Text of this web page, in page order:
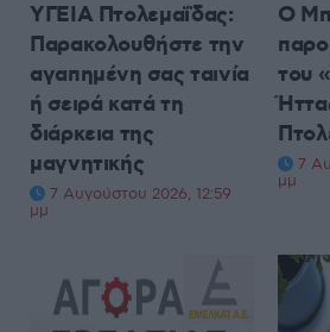
ΥΓΕΙΑ Πτολεμαΐδας:
Παρακολουθήστε την
αγαπημένη σας ταινία
ή σειρά κατά τη
διάρκεια της
μαγνητικής
7 Αυγούστου 2026, 12:59
μμ
Ο
του
7
μμ